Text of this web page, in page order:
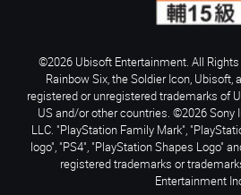
©2026 Ubisoft Entertainment. All Rights
Rainbow Six, the Soldier Icon, Ubisoft,
registered or unregistered trademarks of
US and/or other countries. ©2026 Sony
LLC. "PlayStation Family Mark",
logo", "PS4", "PlayStation Shapes Logo"
registered trademarks or
Entertainment